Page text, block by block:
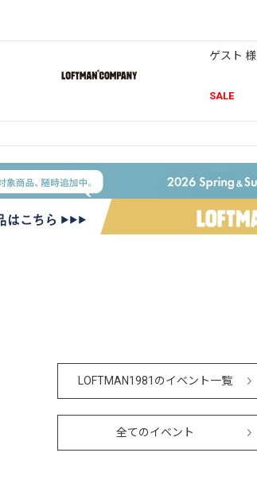
SALE
ゲスト 様
LOFTMAN1981のイベント一覧
全てのイベント